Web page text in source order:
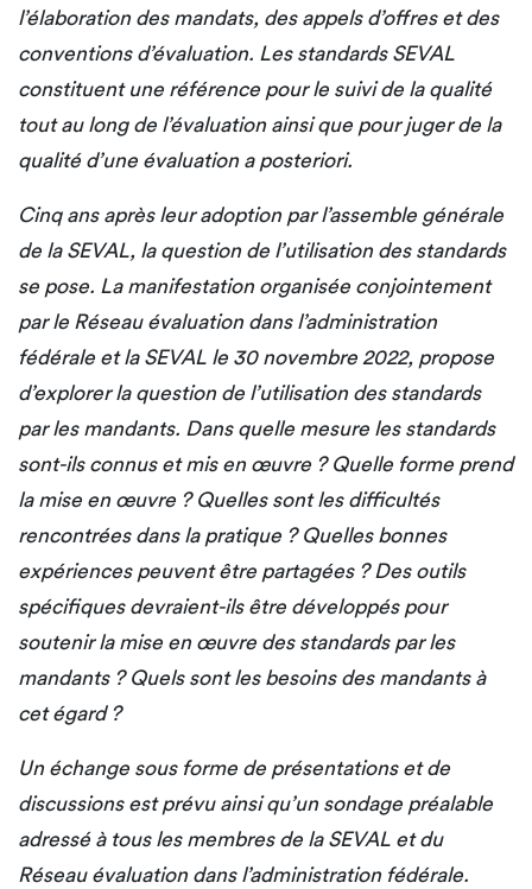
l’élaboration des mandats, des appels d’offres et des
conventions d’évaluation. Les standards SEVAL
constituent une référence pour le suivi de la qualité
tout au long de l’évaluation ainsi que pour juger de la
qualité d’une évaluation a posteriori.
Cinq ans après leur adoption par l’assemble générale
de la SEVAL, la question de l’utilisation des standards
se pose. La manifestation organisée conjointement
par le Réseau évaluation dans l’administration
fédérale et la SEVAL le 30 novembre 2022, propose
d’explorer la question de l’utilisation des standards
par les mandants. Dans quelle mesure les standards
sont-ils connus et mis en œuvre ? Quelle forme prend
la mise en œuvre ? Quelles sont les difficultés
rencontrées dans la pratique ? Quelles bonnes
expériences peuvent être partagées ? Des outils
spécifiques devraient-ils être développés pour
soutenir la mise en œuvre des standards par les
mandants ? Quels sont les besoins des mandants à
cet égard ?
Un échange sous forme de présentations et de
discussions est prévu ainsi qu’un sondage préalable
adressé à tous les membres de la SEVAL et du
Réseau évaluation dans l’administration fédérale.